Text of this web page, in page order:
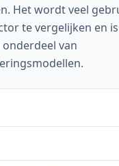
Het wordt veel
te vergelijken en
van